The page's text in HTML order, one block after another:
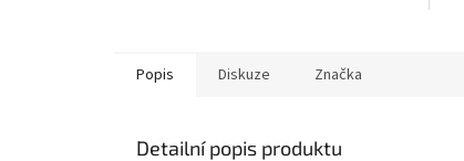
Popis Diskuze Značka
Detailní popis produktu